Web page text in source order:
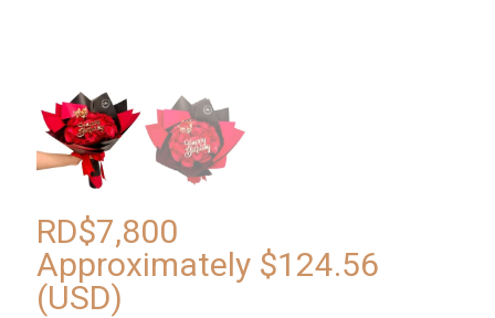
RD$7,800
Approximately $124.56
(USD)